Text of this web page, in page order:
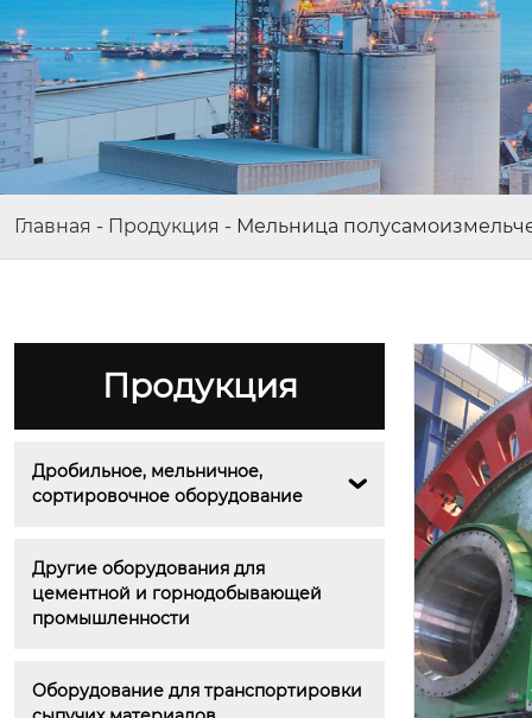
Главная - Продукция - Мельница
Продукция
Дробильное, мельничное,
сортировочное оборудование

Другие оборудования для
цементной и горнодобывающей
промышленности
Оборудование для транспортировки